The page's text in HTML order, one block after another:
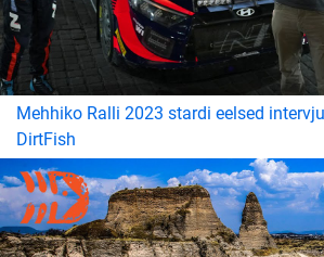
Mehhiko Ralli 2023 stardi eelsed
DirtFish